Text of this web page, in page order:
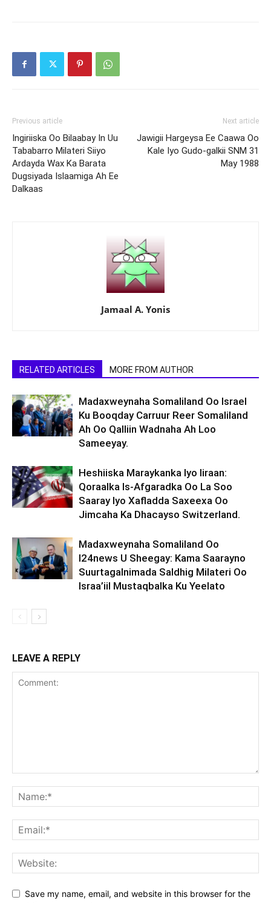
Previous article
Ingiriiska Oo Bilaabay In Uu
Tababarro Milateri Siiyo
Ardayda Wax Ka Barata
Dugsiyada Islaamiga Ah Ee
Dalkaas
Next article
Jawigii Hargeysa Ee Caawa Oo
Kale Iyo Gudo-galkii SNM 31
May 1988
Jamaal A. Yonis
RELATED ARTICLES MORE FROM AUTHOR
Madaxweynaha Somaliland Oo Israel
Ku Booqday Carruur Reer Somaliland
Ah Oo Qalliin Wadnaha Ah Loo
Sameeyay.
Heshiiska Maraykanka Iyo Iiraan:
Qoraalka Is-Afgaradka Oo La Soo
Saaray Iyo Xafladda Saxeexa Oo
Jimcaha Ka Dhacayso Switzerland.
Madaxweynaha Somaliland Oo
I24news U Sheegay: Kama Saarayno
Suurtagalnimada Saldhig Milateri Oo
Israa’iil Mustaqbalka Ku Yeelato
LEAVE A REPLY
Save my name, email, and website in this browser for the